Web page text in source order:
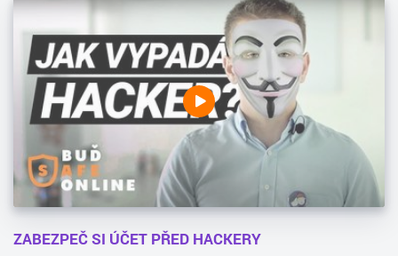
ZABEZPEČ SI ÚČET PŘED HACKERY